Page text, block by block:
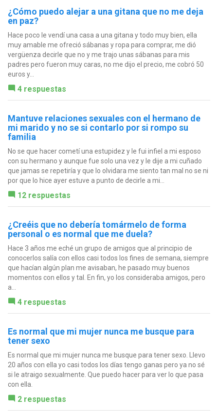
¿Cómo puedo alejar a una gitana que no me deja
en paz?
Hace poco le vendí una casa a una gitana y todo muy bien, ella
muy amable me ofreció sábanas y ropa para comprar, me dió
vergüenza decirle que no y me trajo unas sábanas para mis
padres pero fueron muy caras, no me dijo el precio, me cobró 50
euros y...
4 respuestas
Mantuve relaciones sexuales con el hermano de
mi marido y no se si contarlo por si rompo su
familia
No se que hacer cometí una estupidez y le fui infiel a mi esposo
con su hermano y aunque fue solo una vez y le dije a mi cuñado
que jamas se repetiría y que lo olvidara me siento tan mal no se ni
por que lo hice ayer estuve a punto de decirle a mi...
12 respuestas
¿Creéis que no debería tomármelo de forma
personal o es normal que me duela?
Hace 3 años me eché un grupo de amigos que al principio de
conocerlos salía con ellos casi todos los fines de semana, siempre
que hacían algún plan me avisaban, he pasado muy buenos
momentos con ellos y tal. En fin, yo los consideraba amigos, pero
a...
4 respuestas
Es normal que mi mujer nunca me busque para
tener sexo
Es normal que mi mujer nunca me busque para tener sexo. Llevo
20 años con ella yo casi todos los días tengo ganas pero ya no sé
si le atraigo sexualmente. Que puedo hacer para ver lo que pasa
con ella.
2 respuestas